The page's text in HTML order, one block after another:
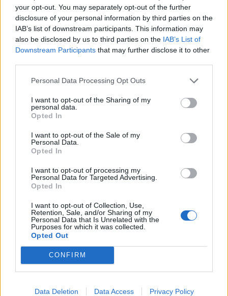
your opt-out. You may separately opt-out of the further
disclosure of your personal information by third parties on the
IAB’s list of downstream participants. This information may
also be disclosed by us to third parties on the IAB’s List of
Downstream Participants that may further disclose it to other
Personal Data Processing Opt Outs
I want to opt-out of the Sharing of my
personal data.
Opted In
I want to opt-out of the Sale of my
Personal Data.
Opted In
I want to opt-out of processing my
Personal Data for Targeted Advertising.
Opted In
I want to opt-out of Collection, Use,
Retention, Sale, and/or Sharing of my
Personal Data that Is Unrelated with the
Purposes for which it was collected.
Opted Out
CONFIRM
Data Deletion Data Access Privacy Policy
Δημοσιεύθηκε σεΤεχνολογία |Taggedemail,gov.gr,phishing,Ενιαία
Ψηφιακή Πύλη Δημοσίου,Οδηγίες, παραπλανητικά μηνύματα
Εφημερίδα
Προσοχή στα email από «αληθοφανείς» αποστολείς – Τι είναι
Τι πρέπει να προσέξετε με τα
παραπλανητικά μηνύματα που
αποστέλονται σε email, κινητά και social
media.
13.08.2023